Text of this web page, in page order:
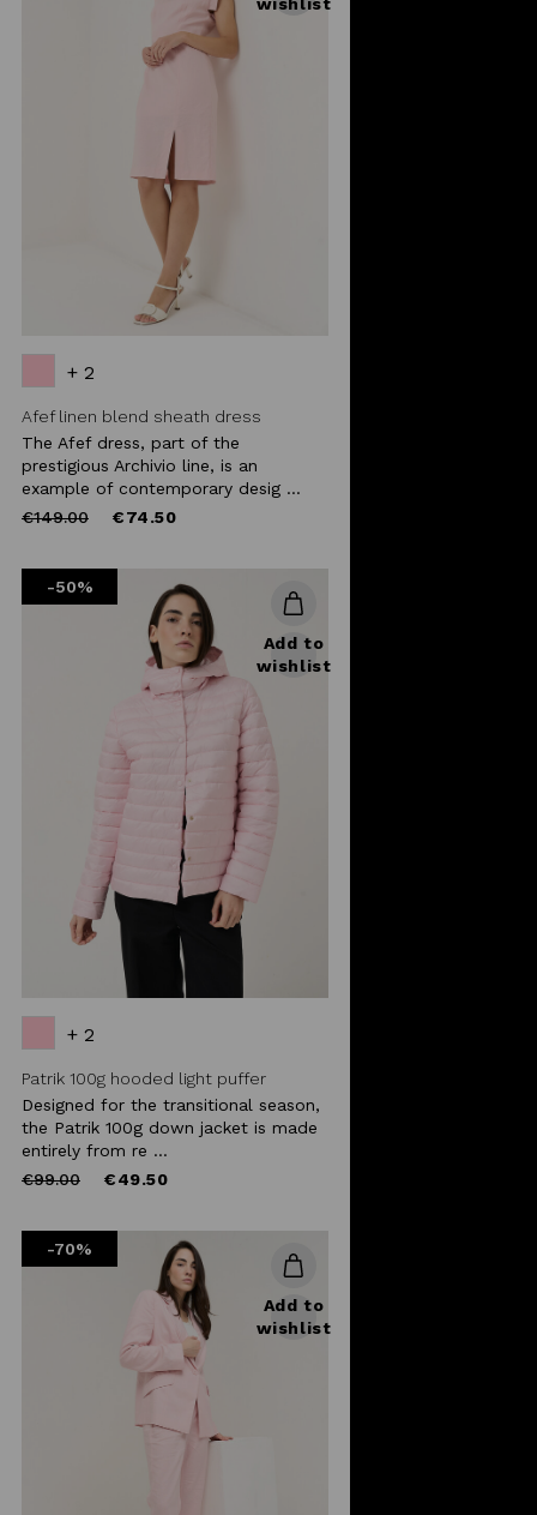
+ 2
Afef linen blend sheath dress
The Afef dress, part of the
prestigious Archivio line, is an
example of contemporary desig ...
Price
€149.00to €74.50
-50%
Add to
wishlist
+ 2
Patrik 100g hooded light puffer
Designed for the transitional season,
the Patrik 100g down jacket is made
entirely from re ...
Price
€99.00to €49.50
-70%
Add to
wishlist